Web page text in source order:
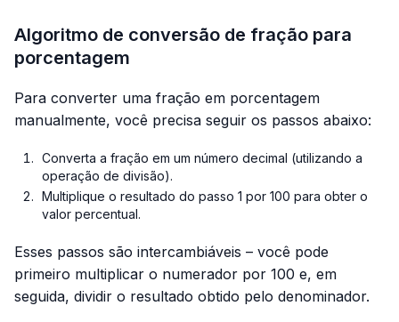
Algoritmo de conversão de fração para
porcentagem
Para converter uma fração em porcentagem
manualmente, você precisa seguir os passos abaixo:
Converta a fração em um número decimal (utilizando a
operação de divisão).
Multiplique o resultado do passo 1 por 100 para obter o
valor percentual.
Esses passos são intercambiáveis – você pode
primeiro multiplicar o numerador por 100 e, em
seguida, dividir o resultado obtido pelo denominador.